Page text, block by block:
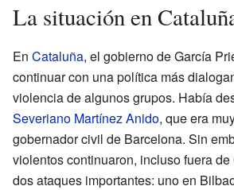
La situación en
En Cataluña, el gobierno de García
continuar con una política más
violencia de algunos grupos. Había
Severiano Martínez Anido, que era
gobernador civil de Barcelona. Sin
violentos continuaron, incluso fuera
dos ataques importantes: uno en